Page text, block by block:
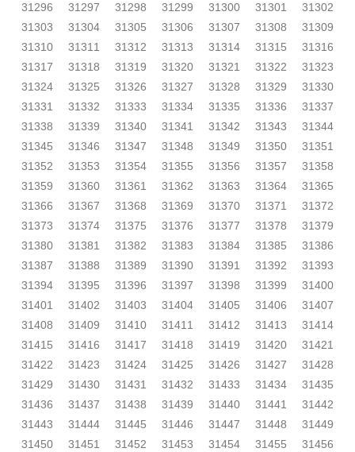
31296
31297 31298 31299 31300 31301
31302
31303
31304 31305 31306 31307 31308
31309
31310
31311 31312 31313 31314 31315
31316
31317
31318 31319 31320 31321 31322
31323
31324
31325 31326 31327 31328 31329
31330
31331
31332 31333 31334 31335 31336
31337
31338
31339 31340 31341 31342 31343
31344
31345
31346 31347 31348 31349 31350
31351
31352
31353 31354 31355 31356 31357
31358
31359
31360 31361 31362 31363 31364
31365
31366
31367 31368 31369 31370 31371
31372
31373
31374 31375 31376 31377 31378
31379
31380
31381 31382 31383 31384 31385
31386
31387
31388 31389 31390 31391 31392
31393
31394
31395 31396 31397 31398 31399
31400
31401
31402 31403 31404 31405 31406
31407
31408
31409 31410 31411 31412 31413
31414
31415
31416 31417 31418 31419 31420
31421
31422
31423 31424 31425 31426 31427
31428
31429
31430 31431 31432 31433 31434
31435
31436
31437 31438 31439 31440 31441
31442
31443
31444 31445 31446 31447 31448
31449
31450
31451 31452 31453 31454 31455
31456